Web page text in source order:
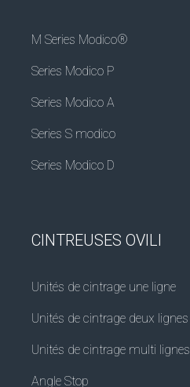
M Series Modico®
Series Modico P
Series Modico A
Series S modico
Series Modico D
CINTREUSES OVILI
Unités de cintrage une ligne
Unités de cintrage deux lignes
Unités de cintrage multi lignes
Angle Stop